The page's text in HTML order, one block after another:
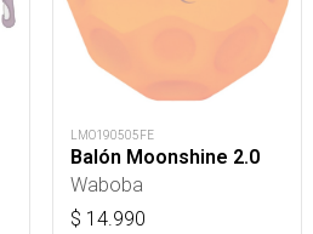
LMO190505FE
Balón Moonshine 2.0
Waboba
$ 14.990